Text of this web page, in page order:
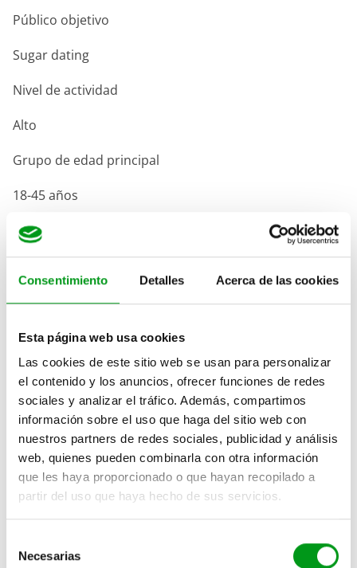
Consentimiento Detalles Acerca de las cookies
Esta página web usa cookies
Las cookies de este sitio web se usan para personalizar
el contenido y los anuncios, ofrecer funciones de redes
sociales y analizar el tráfico. Además, compartimos
información sobre el uso que haga del sitio web con
nuestros partners de redes sociales, publicidad y análisis
web, quienes pueden combinarla con otra información
que les haya proporcionado o que hayan recopilado a
partir del uso que haya hecho de sus servicios.
Necesarias
Público objetivo
Sugar dating
Nivel de actividad
Alto
Grupo de edad principal
18-45 años
Pruébala gratis
Pruébala gratis
Más detalles
Sugar dating a nivel
internacional
MySugarDaddy es un reconocido sitio web
internacional de citas en línea, con sede en Alemania y
amplia presencia en varios países occidentales,
incluido Estados Unidos. Su principal objetivo es
conectar a Sugar Daddies y Sugar Babies, ofreciendo
un entorno propicio para acordar sus términos y
La comunidad de usuarios de MySugarDaddy se